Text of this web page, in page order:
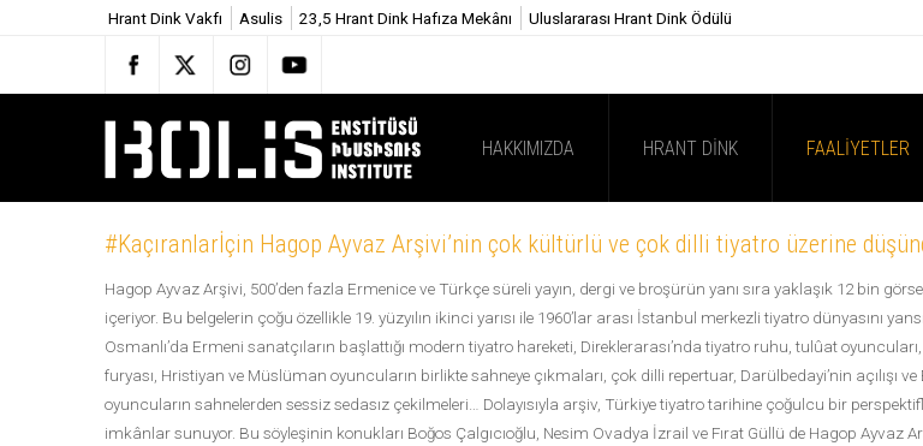
Hrant Dink Vakfı Asulis 23,5 Hrant Dink Hafıza Mekânı Uluslararası Hrant Dink Ödülü
HAKKIMIZDA HRANT DINK FAALIYETLER
#Kaçıranlarİçin Hagop Ayvaz Arşivi’nin çok kültürlü ve çok dilli tiyatro üzerine
Hagop Ayvaz Arşivi, 500’den fazla Ermenice ve Türkçe süreli yayın, dergi ve broşürün yanı sıra yaklaşık 12 bin
içeriyor. Bu belgelerin çoğu özellikle 19. yüzyılın ikinci yarısı ile 1960’lar arası İstanbul merkezli tiyatro dünyasını
Osmanlı’da Ermeni sanatçıların başlattığı modern tiyatro hareketi, Direklerarası’nda tiyatro ruhu, tulûat
furyası, Hristiyan ve Müslüman oyuncuların birlikte sahneye çıkmaları, çok dilli repertuar, Darülbedayi’nin açılışı ve
oyuncuların sahnelerden sessiz sedasız çekilmeleri… Dolayısıyla arşiv, Türkiye tiyatro tarihine çoğulcu bir
imkânlar sunuyor. Bu söyleşinin konukları Boğos Çalgıcıoğlu, Nesim Ovadya İzrail ve Fırat Güllü de Hagop Ayvaz